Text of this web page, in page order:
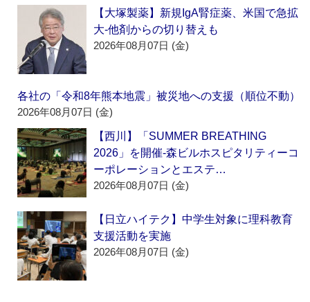
【大塚製薬】新規IgA腎症薬、米国で急拡
大‐他剤からの切り替えも
2026年08月07日 (金)
各社の「令和8年熊本地震」被災地への支援（順位不動）
2026年08月07日 (金)
【西川】「SUMMER BREATHING
2026」を開催‐森ビルホスピタリティーコ
ーポレーションとエステ…
2026年08月07日 (金)
【日立ハイテク】中学生対象に理科教育
支援活動を実施
2026年08月07日 (金)